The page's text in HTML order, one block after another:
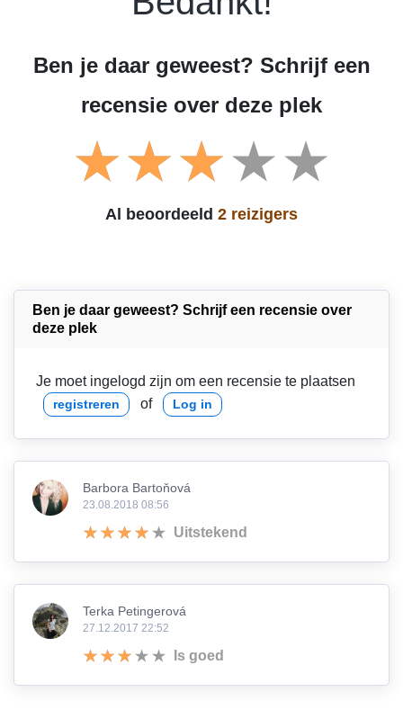
Ben je daar geweest? Schrijf een
recensie over deze plek
Al beoordeeld 2 reizigers
Ben je daar geweest? Schrijf een recensie over
deze plek
Je moet ingelogd zijn om een recensie te plaatsen
registreren of Log in
Barbora Bartoňová
23.08.2018 08:56
Uitstekend
Terka Petingerová
27.12.2017 22:52
Is goed